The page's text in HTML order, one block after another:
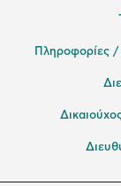
Πληροφορίες